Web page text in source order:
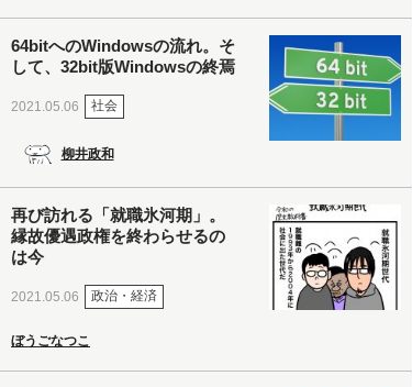
64bitへのWindowsの流れ。そ
して、32bit版Windowsの終焉
2021.05.06 社会
柳井政和
再び訪れる「就職氷河期」。
縁故優遇政権を終わらせるの
は今
2021.05.06 政治・経済
ぼうごなつこ